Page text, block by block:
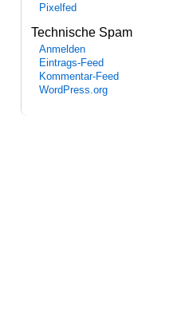
Pixelfed
Technische Spam
Anmelden
Eintrags-Feed
Kommentar-Feed
WordPress.org